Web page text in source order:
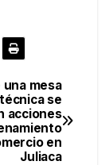
mesa
técnica se
acciones
en
Juliaca